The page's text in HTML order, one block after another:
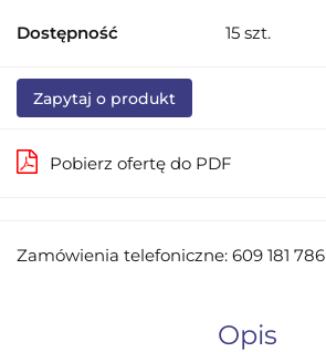
Dostępność 15 szt.
Zapytaj o produkt
Pobierz ofertę do PDF
Zamówienia telefoniczne: 609 181 786
Opis